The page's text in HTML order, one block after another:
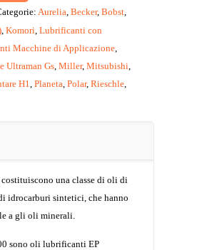
Aurelia ,Becker,Bobst
,Komori ,Lubrificanti con
Macchine di Applicazione
Ultraman Gs ,Miller,Mitsubishi
H1 ,Planeta ,Polar,Rieschle
una classe di oli di
idrocarburi sintetici, che hanno
a gli oli minerali.
sono oli lubrificanti EP